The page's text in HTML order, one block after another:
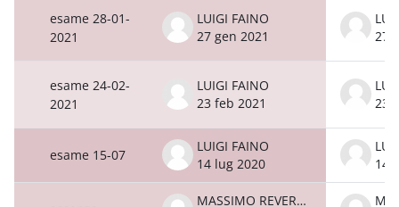
esame 28-01-
2021
LUIGI FAINO
27 gen 2021
27
esame 24-02-
2021
LUIGI FAINO
23 feb 2021
23
esame 15-07
LUIGI FAINO
14 lug 2020
14
MASSIMO REVERBERI